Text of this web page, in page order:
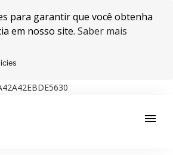
para garantir que você obtenha
em nosso site. Saber mais
menu